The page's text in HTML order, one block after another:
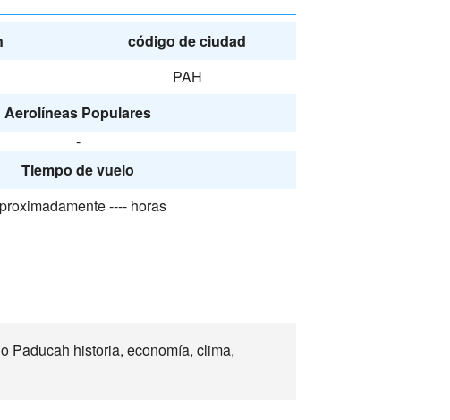
código de ciudad
PAH
Aerolíneas Populares
-
Tiempo de vuelo
---- horas
Paducah historia, economía, clima,